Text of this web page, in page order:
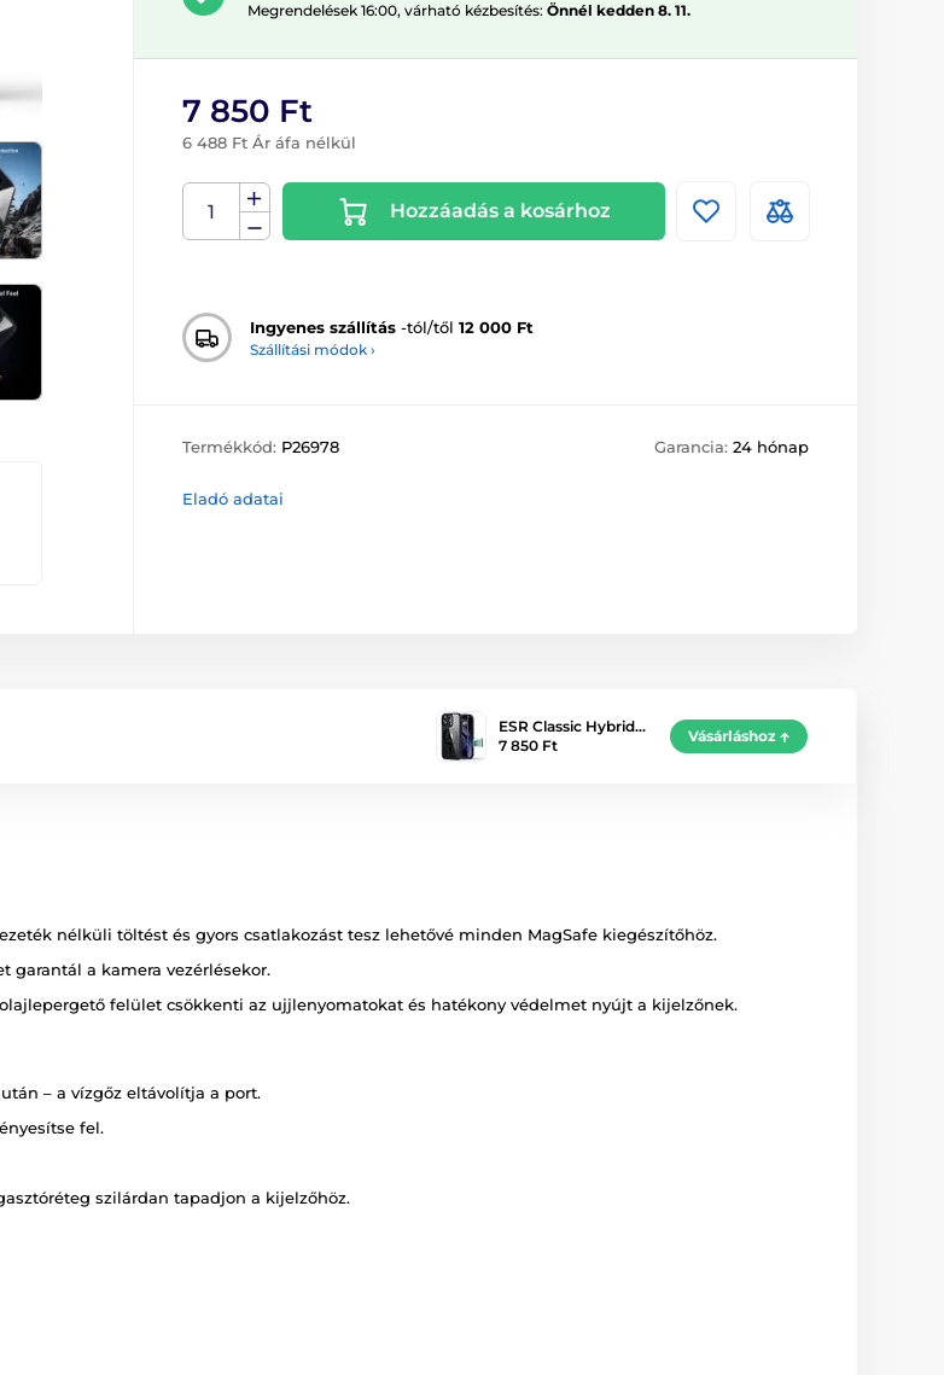
Megrendelések 16:00, várható kézbesítés: Önnél kedden 8. 11.
7 850 Ft
6 488 Ft Ár áfa nélkül
Hozzáadás a kosárhoz
Ingyenes szállítás -tól/től 12 000 Ft
Szállítási módok ›
Termékkód: P26978 Garancia: 24 hónap
Eladó adatai
ESR Classic Hybrid…
7 850 Ft
Vásárláshoz
nélküli töltést és gyors csatlakozást tesz lehetővé minden MagSafe kiegészítőhöz.
garantál a kamera vezérlésekor.
felület csökkenti az ujjlenyomatokat és hatékony védelmet nyújt a kijelzőnek.
– a vízgőz eltávolítja a port.
fel.
szilárdan tapadjon a kijelzőhöz.